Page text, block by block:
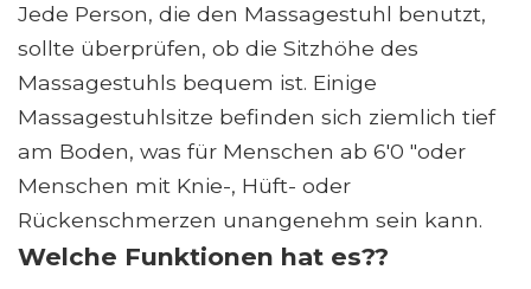
Jede Person, die den Massagestuhl benutzt,
sollte überprüfen, ob die Sitzhöhe des
Massagestuhls bequem ist. Einige
Massagestuhlsitze befinden sich ziemlich tief
am Boden, was für Menschen ab 6'0 "oder
Menschen mit Knie-, Hüft- oder
Rückenschmerzen unangenehm sein kann.
Welche Funktionen hat es??